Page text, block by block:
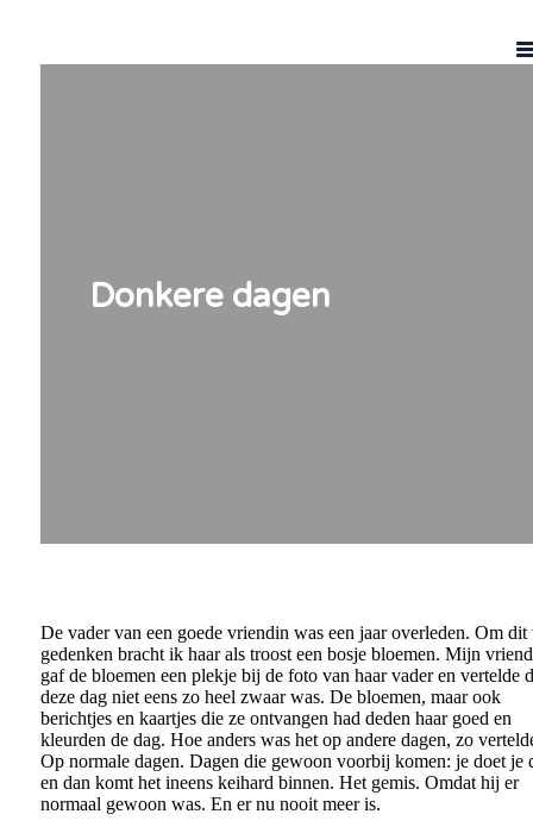
Donkere dagen
De vader van een goede vriendin was een jaar overleden. Om dit
gedenken bracht ik haar als troost een bosje bloemen. Mijn
gaf de bloemen een plekje bij de foto van haar vader en vertelde
deze dag niet eens zo heel zwaar was. De bloemen, maar ook
berichtjes en kaartjes die ze ontvangen had deden haar goed en
kleurden de dag. Hoe anders was het op andere dagen, zo
Op normale dagen. Dagen die gewoon voorbij komen: je doet je
en dan komt het ineens keihard binnen. Het gemis. Omdat hij er
normaal gewoon was. En er nu nooit meer is.